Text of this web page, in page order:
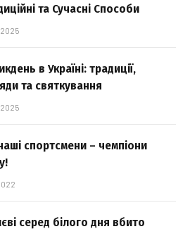
та Сучасні Способи
в Україні: традиції,
та святкування
спортсмени – чемпіони
серед білого дня вбито